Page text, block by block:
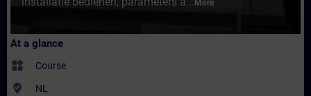
More
At a glance
widgets Course
where_to_vote NL